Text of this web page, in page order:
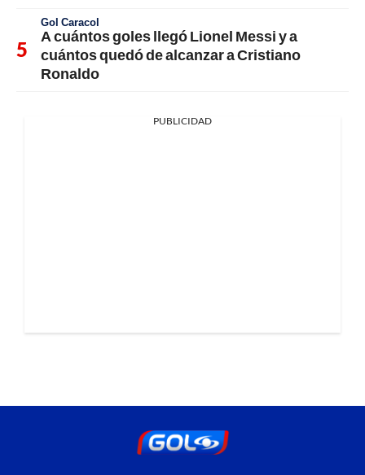
Gol Caracol
A cuántos goles llegó Lionel Messi y a
cuántos quedó de alcanzar a Cristiano
Ronaldo
PUBLICIDAD